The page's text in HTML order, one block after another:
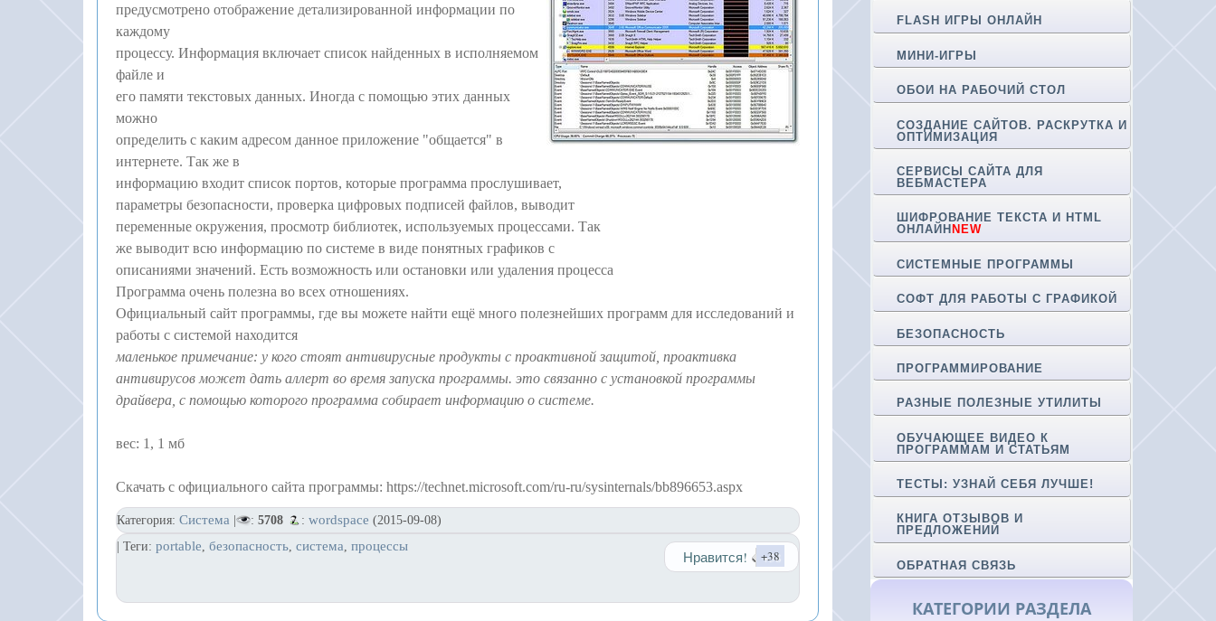
предусмотрено отображение детализированной информации по
каждому
процессу. Информация включает список найденных в исполняемом
файле и
его памяти текстовых данных. Иногда с помощью этих данных
можно
определить с каким адресом данное приложение "общается" в
интернете. Так же в
информацию входит список портов, которые программа прослушивает,
параметры безопасности, проверка цифровых подписей файлов, выводит
переменные окружения, просмотр библиотек, используемых процессами. Так
же выводит всю информацию по системе в виде понятных графиков с
описаниями значений. Есть возможность или остановки или удаления процесса
Программа очень полезна во всех отношениях.
Официальный сайт программы, где вы можете найти ещё много полезнейших программ для исследований и
работы с системой находится
маленькое примечание: у кого стоят антивирусные продукты с проактивной защитой, проактивка
антивирусов может дать аллерт во время запуска программы. это связанно с установкой программы
драйвера, с помощью которого программа собирает информацию о системе.
вес: 1, 1 мб
Скачать с официального сайта программы: https://technet.microsoft.com/ru-ru/sysinternals/bb896653.aspx
Категория: Система | : 5708 : wordspace (2015-09-08)
Нравится! +38
| Теги: portable безопасность система процессы
FLASH ИГРЫ ОНЛАЙН
МИНИ-ИГРЫ
ОБОИ НА РАБОЧИЙ СТОЛ
СОЗДАНИЕ САЙТОВ. РАСКРУТКА И
ОПТИМИЗАЦИЯ
СЕРВИСЫ САЙТА ДЛЯ
ВЕБМАСТЕРА
ШИФРОВАНИЕ ТЕКСТА И HTML
ОНЛАЙН NEW
СИСТЕМНЫЕ ПРОГРАММЫ
СОФТ ДЛЯ РАБОТЫ С ГРАФИКОЙ
БЕЗОПАСНОСТЬ
ПРОГРАММИРОВАНИЕ
РАЗНЫЕ ПОЛЕЗНЫЕ УТИЛИТЫ
ОБУЧАЮЩЕЕ ВИДЕО К
ПРОГРАММАМ И СТАТЬЯМ
ТЕСТЫ: УЗНАЙ СЕБЯ ЛУЧШЕ!
КНИГА ОТЗЫВОВ И
ПРЕДЛОЖЕНИЙ
ОБРАТНАЯ СВЯЗЬ
КАТЕГОРИИ РАЗДЕЛА